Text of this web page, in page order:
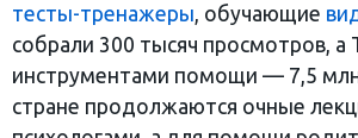
тесты-тренажеры , обучающие
собрали 300 тысяч просмотров, а
инструментами помощи — 7,5
стране продолжаются очные